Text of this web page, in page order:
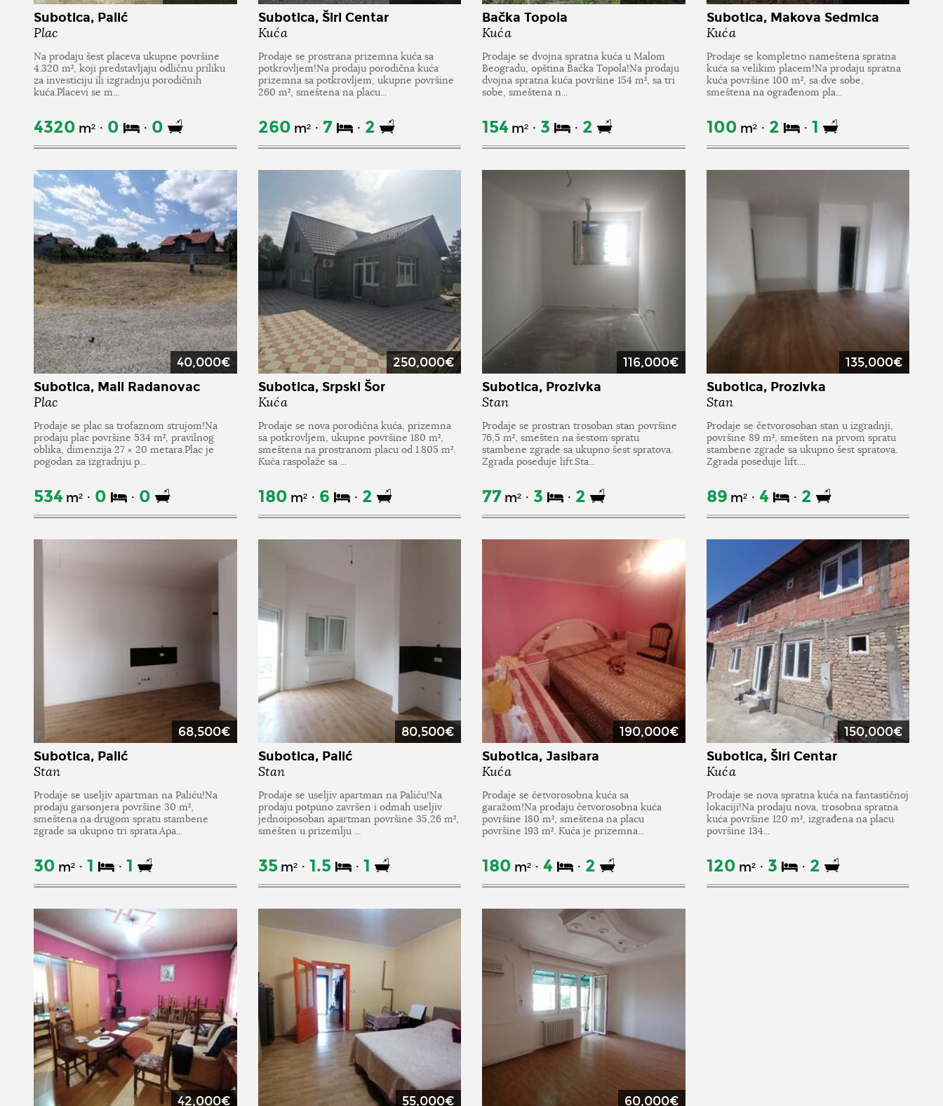
Subotica, Palić
Plac
Na prodaju šest placeva ukupne površine
4.320 m², koji predstavljaju odličnu priliku
za investiciju ili izgradnju porodičnih
kuća.Placevi se m...
4320 m² 0 0
Subotica, Širi Centar
Kuća
Prodaje se prostrana prizemna kuća sa
potkrovljem!Na prodaju porodična kuća
prizemna sa potkrovljem, ukupne površine
260 m², smeštena na placu...
260 m² 7 2
Bačka Topola
Kuća
Prodaje se dvojna spratna kuća u Malom
Beogradu, opština Bačka Topola!Na prodaju
dvojna spratna kuća površine 154 m², sa tri
sobe, smeštena n...
154 m² 3 2
Subotica, Makova Sedmica
Kuća
Prodaje se kompletno nameštena spratna
kuća sa velikim placem!Na prodaju spratna
kuća površine 100 m², sa dve sobe,
smeštena na ograđenom pla...
100 m² 2 1
40,000€
Subotica, Mali Radanovac
Plac
Prodaje se plac sa trofaznom strujom!Na
prodaju plac površine 534 m², pravilnog
oblika, dimenzija 27 × 20 metara.Plac je
pogodan za izgradnju p...
534 m² 0 0
250,000€
Subotica, Srpski Šor
Kuća
Prodaje se nova porodična kuća, prizemna
sa potkrovljem, ukupne površine 180 m²,
smeštena na prostranom placu od 1.805 m².
Kuća raspolaže sa ...
180 m² 6 2
116,000€
Subotica, Prozivka
Stan
Prodaje se prostran trosoban stan površine
76,5 m², smešten na šestom spratu
stambene zgrade sa ukupno šest spratova.
Zgrada poseduje lift.Sta...
77 m² 3 2
135,000€
Subotica, Prozivka
Stan
Prodaje se četvorosoban stan u izgradnji,
površine 89 m², smešten na prvom spratu
stambene zgrade sa ukupno šest spratova.
Zgrada poseduje lift....
89 m² 4 2
68,500€
Subotica, Palić
Stan
Prodaje se useljiv apartman na Paliću!Na
prodaju garsonjera površine 30 m²,
smeštena na drugom spratu stambene
zgrade sa ukupno tri sprata.Apa...
30 m² 1 1
80,500€
Subotica, Palić
Stan
Prodaje se useljiv apartman na Paliću!Na
prodaju potpuno završen i odmah useljiv
jednoiposoban apartman površine 35,26 m²,
smešten u prizemlju ...
35 m² 1.5 1
190,000€
Subotica, Jasibara
Kuća
Prodaje se četvorosobna kuća sa
garažom!Na prodaju četvorosobna kuća
površine 180 m², smeštena na placu
površine 193 m². Kuća je prizemna...
180 m² 4 2
150,000€
Subotica, Širi Centar
Kuća
Prodaje se nova spratna kuća na fantastičnoj
lokaciji!Na prodaju nova, trosobna spratna
kuća površine 120 m², izgrađena na placu
površine 134...
120 m² 3 2
42,000€ 55,000€ 60,000€